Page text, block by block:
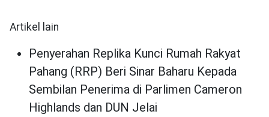
Artikel lain
Penyerahan Replika Kunci Rumah Rakyat
Pahang (RRP) Beri Sinar Baharu Kepada
Sembilan Penerima di Parlimen Cameron
Highlands dan DUN Jelai